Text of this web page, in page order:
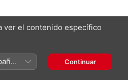
Sánchez
ver el contenido específico
Continuar